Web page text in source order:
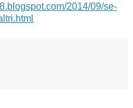
2014/09/se-